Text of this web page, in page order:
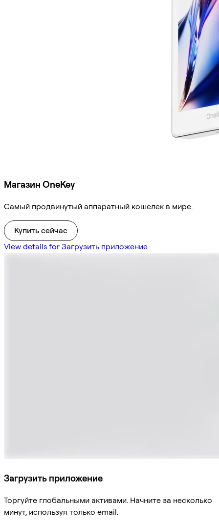
Магазин OneKey
Самый продвинутый аппаратный кошелек в мире.
Купить сейчас
View details for Загрузить приложение
Загрузить приложение
Торгуйте глобальными активами. Начните за несколько
минут, используя только email.